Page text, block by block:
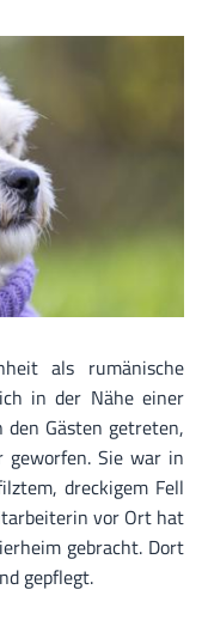
als rumänische
in der Nähe einer
Gästen getreten,
geworfen. Sie war in
dreckigem Fell
vor Ort hat
gebracht. Dort
gepflegt.